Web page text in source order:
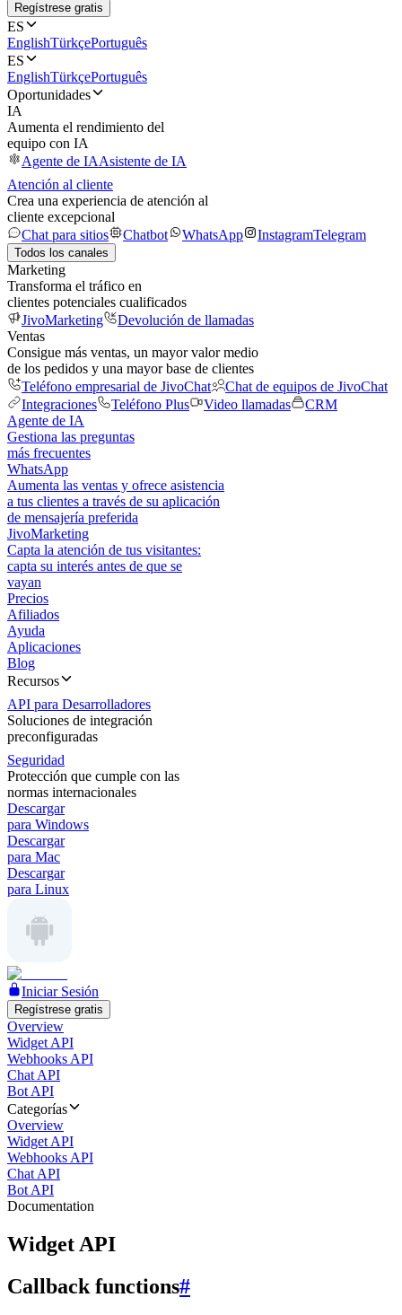
Regístrese gratis
ES
EnglishTürkçePortuguês
ES
EnglishTürkçePortuguês
Oportunidades
IA
Aumenta el rendimiento del
equipo con IA
Agente de IAAsistente de IA
Atención al cliente
Crea una experiencia de atención al
cliente excepcional
Chat para sitios
Chatbot WhatsApp InstagramTelegram
Todos los canales
Marketing
Transforma el tráfico en
clientes potenciales cualificados
JivoMarketing
Devolución de llamadas
Ventas
Consigue más ventas, un mayor valor medio
de los pedidos y una mayor base de clientes
Teléfono empresarial de JivoChat
Chat de equipos de JivoChat
Integraciones
Teléfono Plus Video llamadas
CRM
Agente de IA
Gestiona las preguntas
más frecuentes
WhatsApp
Aumenta las ventas y ofrece asistencia
a tus clientes a través de su aplicación
de mensajería preferida
JivoMarketing
Capta la atención de tus visitantes:
capta su interés antes de que se
vayan
Precios
Afiliados
Ayuda
Aplicaciones
Blog
Recursos
API para Desarrolladores
Soluciones de integración
preconfiguradas
Seguridad
Protección que cumple con las
normas internacionales
Descargar
para Windows
Descargar
para Mac
Descargar
para Linux
Iniciar Sesión
Regístrese gratis
Overview
Widget API
Webhooks API
Chat API
Bot API
Categorías
Overview
Widget API
Webhooks API
Chat API
Bot API
Documentation
Widget API
Callback functions#